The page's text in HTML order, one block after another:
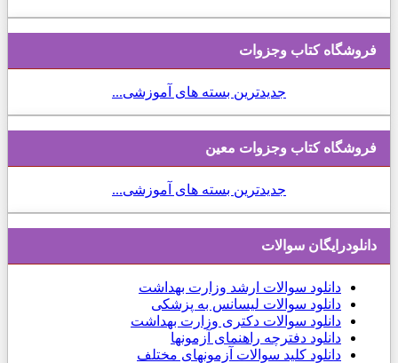
کتاب وجزوات
جدیدترین بسته های آموزشی...
کتاب وجزوات معین
جدیدترین بسته های آموزشی...
سوالات
دانلود
سوالات ارشد وزارت بهداشت
دانلود سوالات لیسانس به پزشکی
دانلود سوالات دکتری وزارت بهداشت
دانلود دفترچه راهنمای آزمونها
دانلود کلید سوالات آزمونهای مختلف